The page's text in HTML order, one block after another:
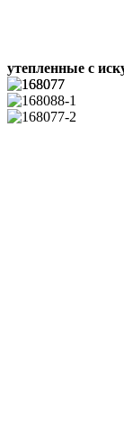
утепленные с